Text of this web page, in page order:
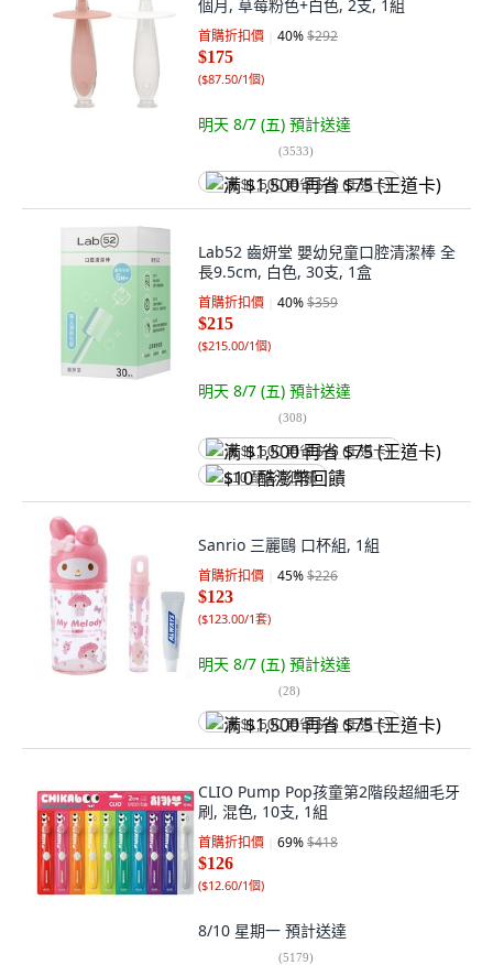
個月, 草莓粉色+白色, 2支, 1組
首購折扣價 40%$292
$175
($87.50/1個)
明天 8/7 (五) 預計送達
(3533)
满 $1,500 再省 $75 (王道卡)
Lab52 齒妍堂 嬰幼兒童口腔清潔棒 全
長9.5cm, 白色, 30支, 1盒
首購折扣價 40%$359
$215
($215.00/1個)
明天 8/7 (五) 預計送達
(308)
满 $1,500 再省 $75 (王道卡)
$10 酷澎幣回饋
Sanrio 三麗鷗 口杯組, 1組
首購折扣價 45%$226
$123
($123.00/1套)
明天 8/7 (五) 預計送達
(28)
满 $1,500 再省 $75 (王道卡)
CLIO Pump Pop孩童第2階段超細毛牙
刷, 混色, 10支, 1組
首購折扣價 69%$418
$126
($12.60/1個)
8/10 星期一 預計送達
(5179)